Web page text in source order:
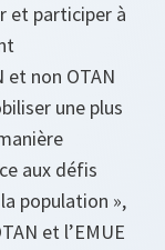
et participer à
et non OTAN
une plus
aux défis
population »,
et l’EMUE